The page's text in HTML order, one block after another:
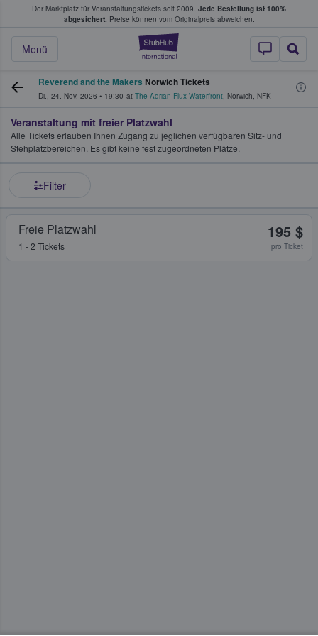
Der Marktplatz für Veranstaltungstickets seit 2009. Jede Bestellung ist 100%
abgesichert. Preise können vom Originalpreis abweichen.
StubHub - Wo
Menü
Tickets kaufen & verkaufen
Reverend and the Makers Norwich Tickets
Di., 24. Nov. 2026 • 19:30 at The Adrian Flux Waterfront, Norwich, NFK
Veranstaltung mit freier Platzwahl
Alle Tickets erlauben Ihnen Zugang zu jeglichen verfügbaren Sitz- und
Stehplatzbereichen. Es gibt keine fest zugeordneten Plätze.
Filter
Freie Platzwahl
1 - 2 Tickets
195 $
pro Ticket